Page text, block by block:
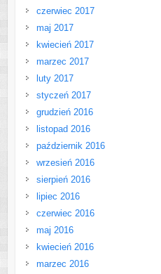
czerwiec 2017
maj 2017
kwiecień 2017
marzec 2017
luty 2017
styczeń 2017
grudzień 2016
listopad 2016
październik 2016
wrzesień 2016
sierpień 2016
lipiec 2016
czerwiec 2016
maj 2016
kwiecień 2016
marzec 2016